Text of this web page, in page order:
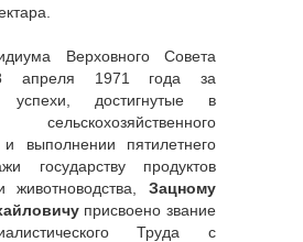
Верховного Совета
1971 года за
успехи, достигнутые в
и выполнении пятилетнего
государству продуктов
животноводства, Зацному
присвоено звание
Труда с